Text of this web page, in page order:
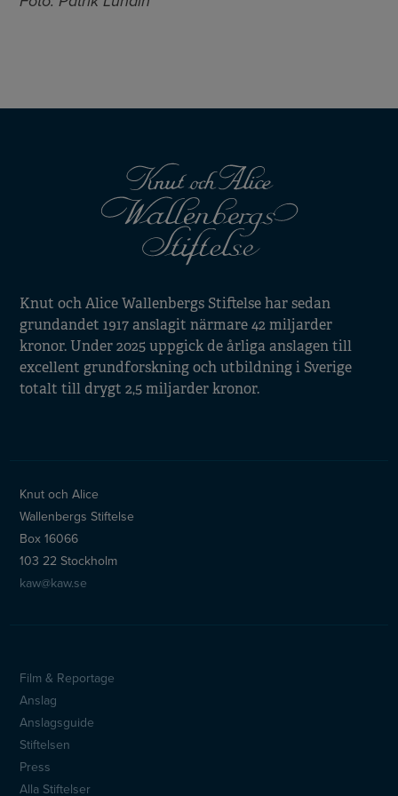
Knut och Alice Wallenbergs Stiftelse har sedan
grundandet 1917 anslagit närmare 42 miljarder
kronor. Under 2025 uppgick de årliga anslagen till
excellent grundforskning och utbildning i Sverige
totalt till drygt 2,5 miljarder kronor.
Knut och Alice
Wallenbergs Stiftelse
Box 16066
103 22 Stockholm
kaw@kaw.se
Sidfotsmeny
Film & Reportage
Anslag
Anslagsguide
Stiftelsen
Press
Alla Stiftelser